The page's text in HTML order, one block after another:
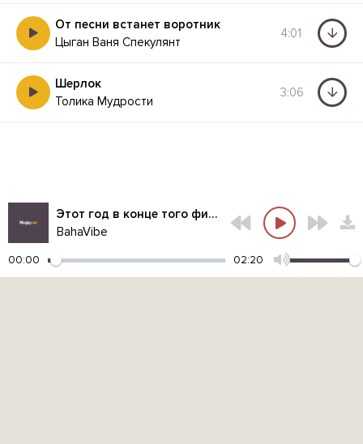
От песни встанет воротник
Цыган Ваня Спекулянт
4:01
Шерлок
Толика Мудрости
3:06
Этот год в конце того фильма
BahaVibe
00:00 02:20